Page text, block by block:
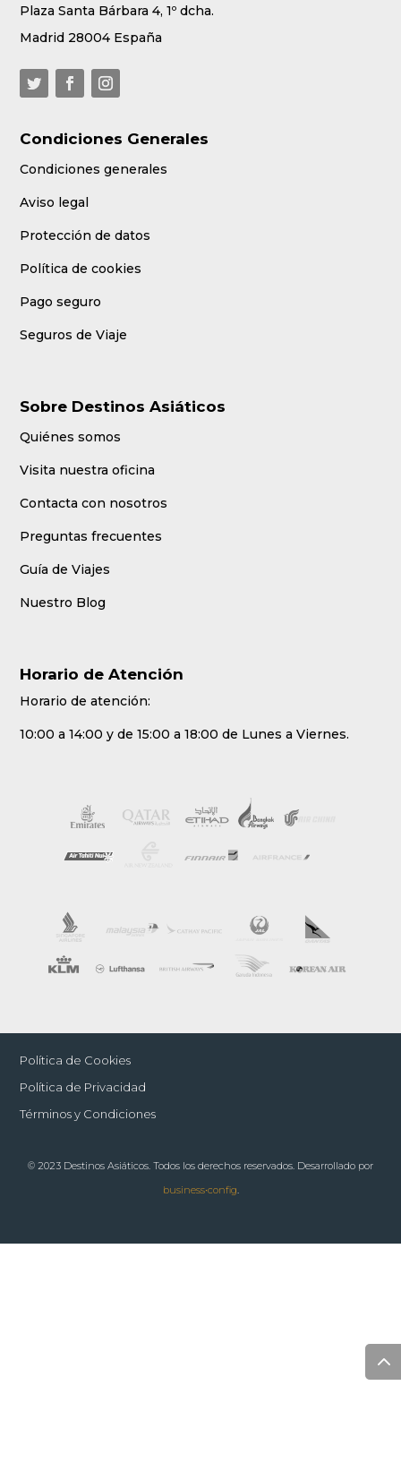
Plaza Santa Bárbara 4, 1º dcha.
Madrid 28004 España
Condiciones Generales
Condiciones generales
Aviso legal
Protección de datos
Política de cookies
Pago seguro
Seguros de Viaje
Sobre Destinos Asiáticos
Quiénes somos
Visita nuestra oficina
Contacta con nosotros
Preguntas frecuentes
Guía de Viajes
Nuestro Blog
Horario de Atención
Horario de atención:
10:00 a 14:00 y de 15:00 a 18:00 de Lunes a Viernes.
Política de Cookies
Política de Privacidad
Términos y Condiciones
© 2023 Destinos Asiáticos. Todos los derechos reservados. Desarrollado por
business•config